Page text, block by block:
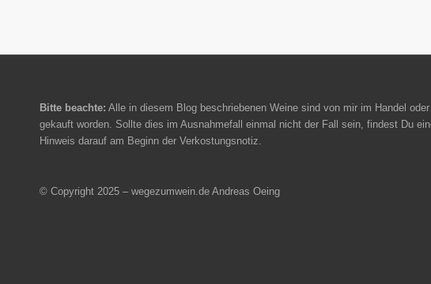
Bitte beachte: Alle in diesem Blog beschriebenen Weine sind von mir im Handel
gekauft worden. Sollte dies im Ausnahmefall einmal nicht der Fall sein, findest Du
Hinweis darauf am Beginn der Verkostungsnotiz.
© Copyright 2025 – wegezumwein.de Andreas Oeing